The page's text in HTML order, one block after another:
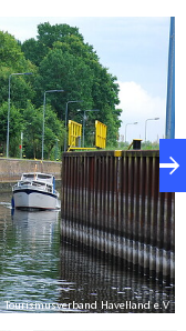
in
Tourismusverband Havelland e.V